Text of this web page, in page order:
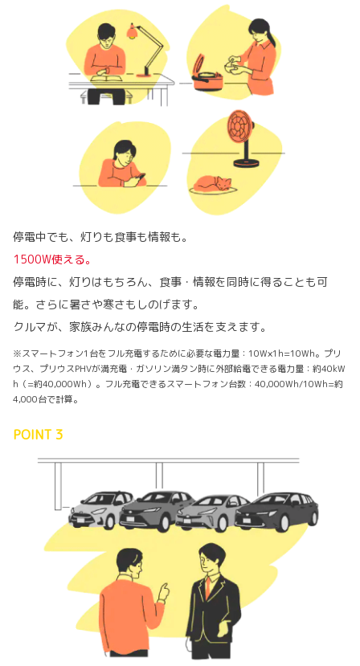
停電中でも、灯りも食事も情報も。
1500W使える。
停電時に、灯りはもちろん、食事・情報を同時に得ることも可
能。さらに暑さや寒さもしのげます。
クルマが、家族みんなの停電時の生活を支えます。
※スマートフォン1台をフル充電するために必要な電力量：10W×1h=10Wh。プリ
ウス、プリウスPHVが満充電・ガソリン満タン時に外部給電できる電力量：約40kW
h（=約40,000Wh）。フル充電できるスマートフォン台数：40,000Wh/10Wh=約
4,000台で計算。
POINT 3